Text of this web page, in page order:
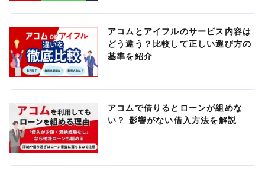
アコムとアイフルのサービス内容は
どう違う？比較して正しい選び方の
基準を紹介
アコムで借りるとローンが組めな
い？ 影響がない借入方法を解説